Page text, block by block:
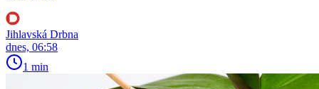
Jihlavská Drbna
dnes, 06:58
1 min